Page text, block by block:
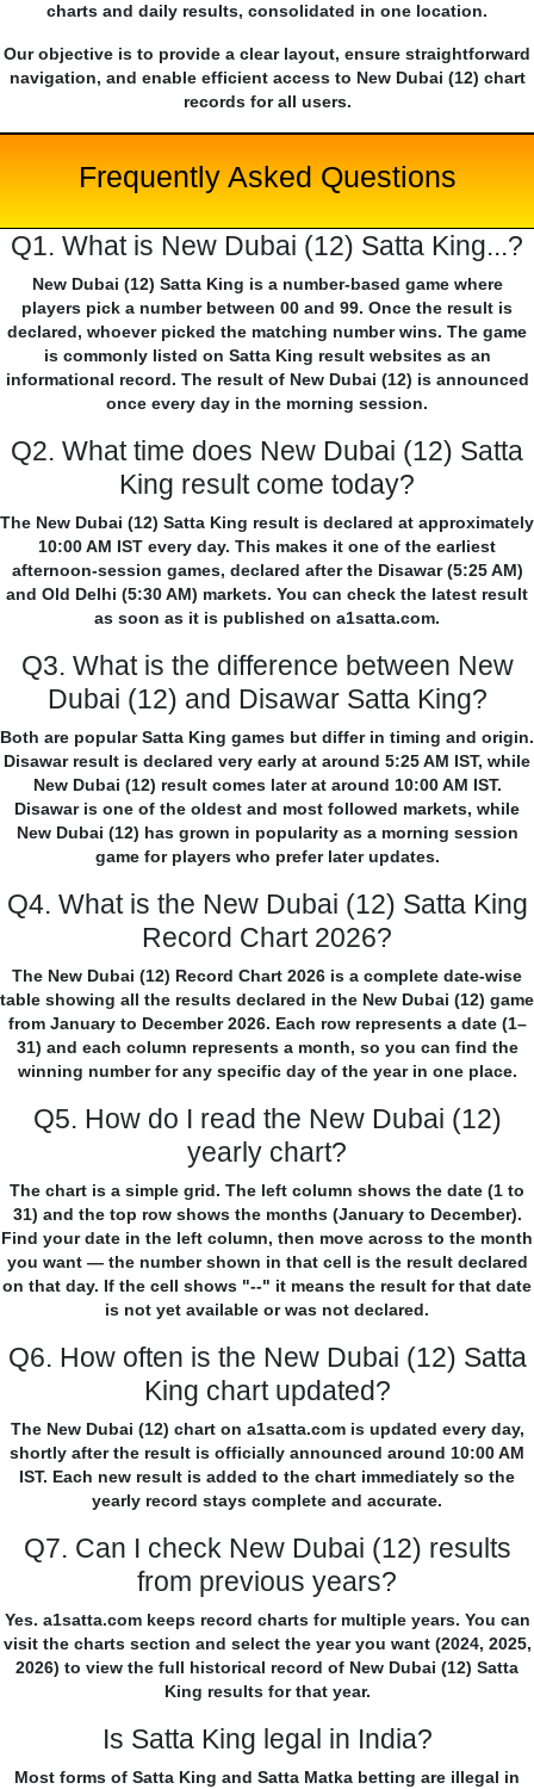
charts and daily results, consolidated in one location.
Our objective is to provide a clear layout, ensure straightforward
navigation, and enable efficient access to New Dubai (12) chart
records for all users.
Frequently Asked Questions
Q1. What is New Dubai (12) Satta King...?
New Dubai (12) Satta King is a number-based game where
players pick a number between 00 and 99. Once the result is
declared, whoever picked the matching number wins. The game
is commonly listed on Satta King result websites as an
informational record. The result of New Dubai (12) is announced
once every day in the morning session.
Q2. What time does New Dubai (12) Satta
King result come today?
The New Dubai (12) Satta King result is declared at approximately
10:00 AM IST every day. This makes it one of the earliest
afternoon-session games, declared after the Disawar (5:25 AM)
and Old Delhi (5:30 AM) markets. You can check the latest result
as soon as it is published on a1satta.com.
Q3. What is the difference between New
Dubai (12) and Disawar Satta King?
Both are popular Satta King games but differ in timing and origin.
Disawar result is declared very early at around 5:25 AM IST, while
New Dubai (12) result comes later at around 10:00 AM IST.
Disawar is one of the oldest and most followed markets, while
New Dubai (12) has grown in popularity as a morning session
game for players who prefer later updates.
Q4. What is the New Dubai (12) Satta King
Record Chart 2026?
The New Dubai (12) Record Chart 2026 is a complete date-wise
table showing all the results declared in the New Dubai (12) game
from January to December 2026. Each row represents a date (1–
31) and each column represents a month, so you can find the
winning number for any specific day of the year in one place.
Q5. How do I read the New Dubai (12)
yearly chart?
The chart is a simple grid. The left column shows the date (1 to
31) and the top row shows the months (January to December).
Find your date in the left column, then move across to the month
you want — the number shown in that cell is the result declared
on that day. If the cell shows "--" it means the result for that date
is not yet available or was not declared.
Q6. How often is the New Dubai (12) Satta
King chart updated?
The New Dubai (12) chart on a1satta.com is updated every day,
shortly after the result is officially announced around 10:00 AM
IST. Each new result is added to the chart immediately so the
yearly record stays complete and accurate.
Q7. Can I check New Dubai (12) results
from previous years?
Yes. a1satta.com keeps record charts for multiple years. You can
visit the charts section and select the year you want (2024, 2025,
2026) to view the full historical record of New Dubai (12) Satta
King results for that year.
Is Satta King legal in India?
Most forms of Satta King and Satta Matka betting are illegal in